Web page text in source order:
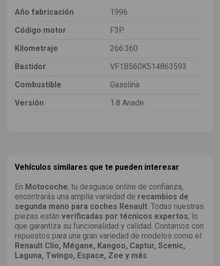
Año fabricación
1996
Código motor
F3P
Kilometraje
266.360
Bastidor
VF1B560K514863593
Combustible
Gasolina
Versión
1.8 Anade
Vehículos similares que te pueden interesar
En Motocoche, tu desguace online de confianza,
encontrarás una amplia variedad de recambios de
segunda mano para coches Renault . Todas nuestras
piezas están verificadas por técnicos expertos, lo
que garantiza su funcionalidad y calidad. Contamos con
repuestos para una gran variedad de modelos como el
Renault Clio, Mégane, Kangoo, Captur, Scenic,
Laguna, Twingo, Espace, Zoe y más